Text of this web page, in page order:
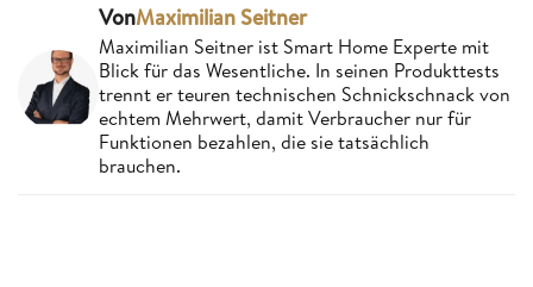
VonMaximilian Seitner
Maximilian Seitner ist Smart Home Experte mit
Blick für das Wesentliche. In seinen Produkttests
trennt er teuren technischen Schnickschnack von
echtem Mehrwert, damit Verbraucher nur für
Funktionen bezahlen, die sie tatsächlich
brauchen.